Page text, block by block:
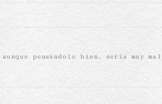
pensándolo bien, sería muy